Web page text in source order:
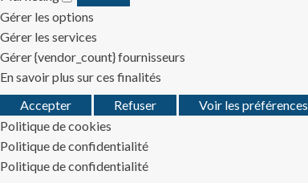
Marketing
Gérer les options
Gérer les services
Gérer {vendor_count} fournisseurs
En savoir plus sur ces finalités
Accepter
Refuser Voir les préférences
Politique de cookies
Politique de confidentialité
Politique de confidentialité